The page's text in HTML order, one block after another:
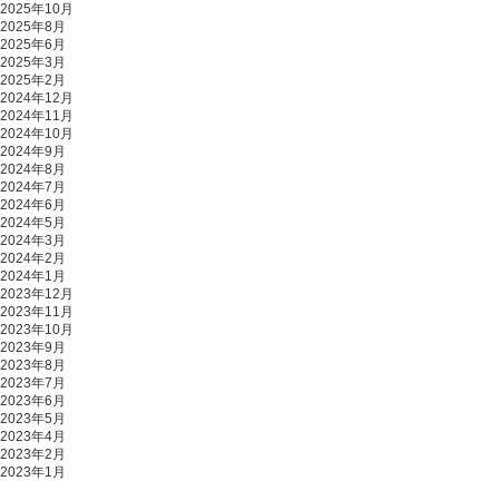
2025年10月
2025年8月
2025年6月
2025年3月
2025年2月
2024年12月
2024年11月
2024年10月
2024年9月
2024年8月
2024年7月
2024年6月
2024年5月
2024年3月
2024年2月
2024年1月
2023年12月
2023年11月
2023年10月
2023年9月
2023年8月
2023年7月
2023年6月
2023年5月
2023年4月
2023年2月
2023年1月